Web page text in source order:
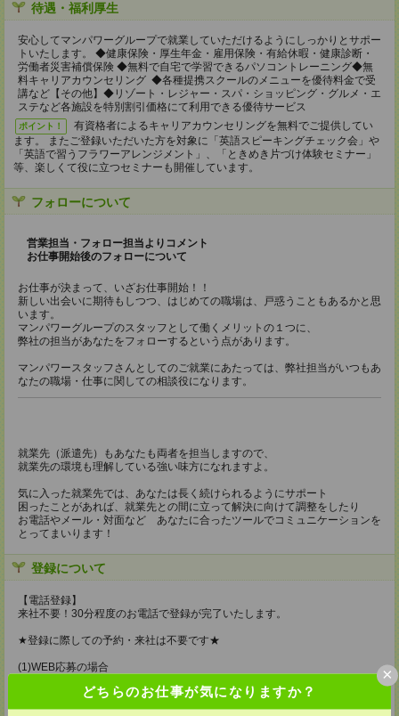
どちらのお仕事が気になりますか？
×
待遇・福利厚生
安心してマンパワーグループで就業していただけるようにしっかりとサポー
トいたします。 ◆健康保険・厚生年金・雇用保険・有給休暇・健康診断・
労働者災害補償保険 ◆無料で自宅で学習できるパソコントレーニング◆無
料キャリアカウンセリング ◆各種提携スクールのメニューを優待料金で受
講など【その他】◆リゾート・レジャー・スパ・ショッピング・グルメ・エ
ステなど各施設を特別割引価格にて利用できる優待サービス
ポイント！
有資格者によるキャリアカウンセリングを無料でご提供してい
ます。 またご登録いただいた方を対象に「英語スピーキングチェック会」や
「英語で習うフラワーアレンジメント」、「ときめき片づけ体験セミナー」
等、楽しくて役に立つセミナーも開催しています。
フォローについて
営業担当・フォロー担当よりコメント
お仕事開始後のフォローについて
お仕事が決まって、いざお仕事開始！！
新しい出会いに期待もしつつ、はじめての職場は、戸惑うこともあるかと思
います。
マンパワーグループのスタッフとして働くメリットの１つに、
弊社の担当があなたをフォローするという点があります。
マンパワースタッフさんとしてのご就業にあたっては、弊社担当がいつもあ
なたの職場・仕事に関しての相談役になります。
就業先（派遣先）もあなたも両者を担当しますので、
就業先の環境も理解している強い味方になれますよ。
気に入った就業先では、あなたは長く続けられるようにサポート
困ったことがあれば、就業先との間に立って解決に向けて調整をしたり
お電話やメール・対面など あなたに合ったツールでコミュニケーションを
とってまいります！
登録について
【電話登録】
来社不要！30分程度のお電話で登録が完了いたします。
★登録に際しての予約・来社は不要です★
(1)WEB応募の場合
ご応募頂いた後、案内メールをお送りしますので
内容をご確認ください。